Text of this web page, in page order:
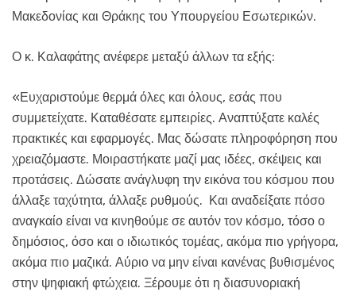
Μακεδονίας και Θράκης του Υπουργείου Εσωτερικών.
Ο κ. Καλαφάτης ανέφερε μεταξύ άλλων τα εξής:
«Ευχαριστούμε θερμά όλες και όλους, εσάς που
συμμετείχατε. Καταθέσατε εμπειρίες. Αναπτύξατε καλές
πρακτικές και εφαρμογές. Μας δώσατε πληροφόρηση που
χρειαζόμαστε. Μοιραστήκατε μαζί μας ιδέες, σκέψεις και
προτάσεις. Δώσατε ανάγλυφη την εικόνα του κόσμου που
άλλαξε ταχύτητα, άλλαξε ρυθμούς. Και αναδείξατε πόσο
αναγκαίο είναι να κινηθούμε σε αυτόν τον κόσμο, τόσο ο
δημόσιος, όσο και ο ιδιωτικός τομέας, ακόμα πιο γρήγορα,
ακόμα πιο μαζικά. Αύριο να μην είναι κανένας βυθισμένος
στην ψηφιακή φτώχεια. Ξέρουμε ότι η διασυνοριακή